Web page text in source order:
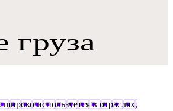
используется в отраслях,